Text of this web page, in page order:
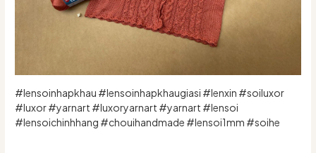
#lensoinhapkhau #lensoinhapkhaugiasi #lenxin #soiluxor
#luxor #yarnart #luxoryarnart #yarnart #lensoi
#lensoichinhhang #chouihandmade #lensoi1mm #soihe